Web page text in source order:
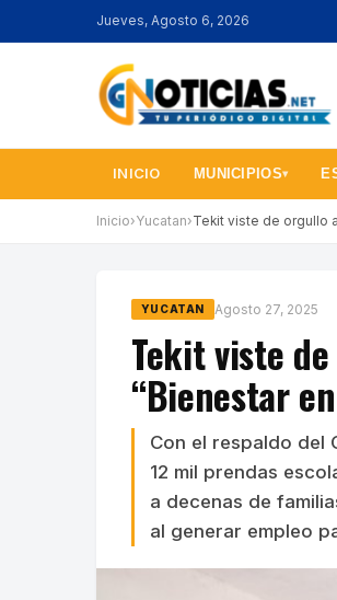
Jueves, Agosto 6, 2026
INICIO MUNICIPIOS▾
Inicio›Yucatan›Tekit viste de orgullo
YUCATAN Agosto 27, 2025
Tekit viste
“Bienestar
Con el respaldo del
12 mil prendas
a decenas de
al generar empleo